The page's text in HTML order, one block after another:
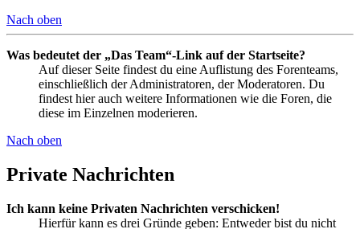
Nach oben
Was bedeutet der „Das Team“-Link auf der Startseite?
Auf dieser Seite findest du eine Auflistung des Forenteams,
einschließlich der Administratoren, der Moderatoren. Du
findest hier auch weitere Informationen wie die Foren, die
diese im Einzelnen moderieren.
Nach oben
Private Nachrichten
Ich kann keine Privaten Nachrichten verschicken!
Hierfür kann es drei Gründe geben: Entweder bist du nicht